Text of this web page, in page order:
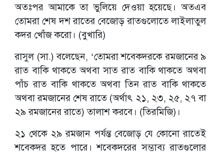
অতঃপর আমাকে তা ভুলিয়ে দেওয়া হয়েছে। অতএব
তোমরা শেষ দশ রাতের বেজোড় রাতগুলোতে লাইলাতুল
কদর খোঁজ করো। (বুখারি)
রাসুল (সা.) বলেছেন, ‘তোমরা শবেকদরকে রমজানের ৯
রাত বাকি থাকতে অথবা সাত রাত বাকি থাকতে অথবা
পাঁচ রাত বাকি থাকতে অথবা তিন রাত বাকি থাকতে
অথবা রমজানের শেষ রাতে (অর্থাৎ ২১, ২৩, ২৫, ২৭ বা
২৯ রমজানের রাতে) তালাশ করবে। (তিরমিজি)।
২১ থেকে ২৯ রমজান পর্যন্ত বেজোড় যে কোনো রাতেই
শবেকদর হতে পারে। শবেকদরের সম্ভাব্য রাতগুলোর